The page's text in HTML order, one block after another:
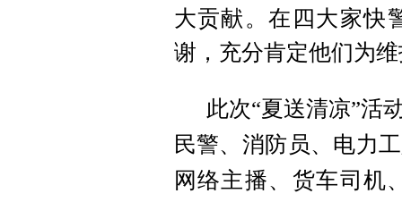
大贡献。在四大家快
谢，充分肯定他们为
此次“夏送清凉”活
民警、消防员、电力
网络主播、货车司机